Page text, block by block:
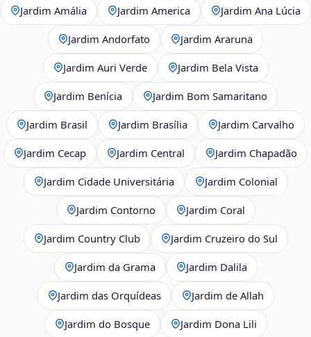
Jardim Amália Jardim America Jardim Ana Lúcia
Jardim Andorfato Jardim Araruna
Jardim Auri Verde Jardim Bela Vista
Jardim Benícia Jardim Bom Samaritano
Jardim Brasil Jardim Brasília Jardim Carvalho
Jardim Cecap Jardim Central Jardim Chapadão
Jardim Cidade Universitária Jardim Colonial
Jardim Contorno Jardim Coral
Jardim Country Club Jardim Cruzeiro do Sul
Jardim da Grama Jardim Dalila
Jardim das Orquídeas Jardim de Allah
Jardim do Bosque Jardim Dona Lili